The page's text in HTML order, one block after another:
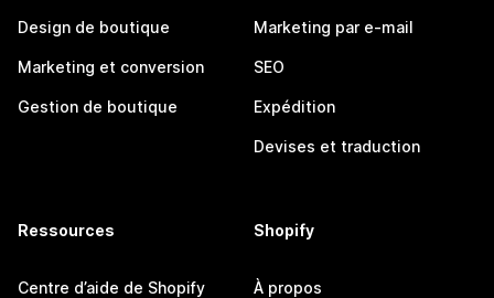
Design de boutique
Marketing et conversion
Gestion de boutique
Marketing par e-mail
SEO
Expédition
Devises et traduction
Ressources
Centre d’aide de Shopify
Shopify
À propos